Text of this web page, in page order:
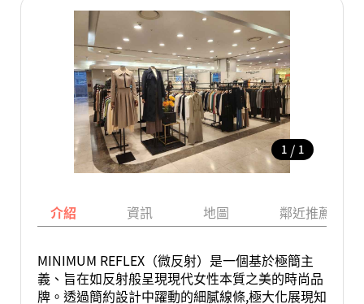
1 / 1
介紹 資訊 地圖 鄰近推薦景點
MINIMUM REFLEX（微反射）是一個基於極簡主
義、旨在如反射般呈現現代女性本質之美的時尚品
牌。透過簡約設計中躍動的細膩線條,極大化展現知